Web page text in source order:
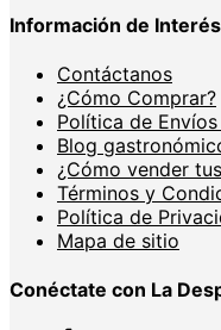
Información de Interés
Contáctanos
¿Cómo Comprar?
Política de
Blog
¿Cómo vender
Términos y
Política de
Mapa de sitio
Conéctate con La